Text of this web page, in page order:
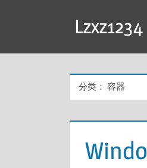
分类： 容器